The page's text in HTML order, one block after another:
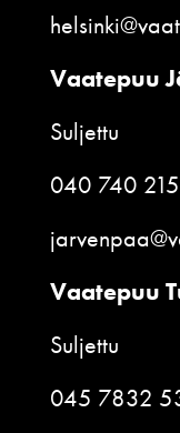
Vaatepuu
Suljettu
040 740
Vaatepuu
Suljettu
045 7832